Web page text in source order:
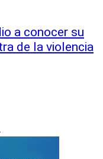
a conocer su
de la violencia